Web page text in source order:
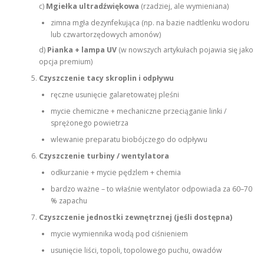
c) Mgiełka ultradźwiękowa (rzadziej, ale wymieniana)
zimna mgła dezynfekująca (np. na bazie nadtlenku wodoru
lub czwartorzędowych amonów)
d) Pianka + lampa UV(w nowszych artykułach pojawia się jako
opcja premium)
Czyszczenie tacy skroplin i odpływu
ręczne usunięcie galaretowatej pleśni
mycie chemiczne + mechaniczne przeciąganie linki /
sprężonego powietrza
wlewanie preparatu biobójczego do odpływu
Czyszczenie turbiny / wentylatora
odkurzanie + mycie pędzlem + chemia
bardzo ważne – to właśnie wentylator odpowiada za 60–70
% zapachu
Czyszczenie jednostki zewnętrznej (jeśli dostępna)
mycie wymiennika wodą pod ciśnieniem
usunięcie liści, topoli, topolowego puchu, owadów